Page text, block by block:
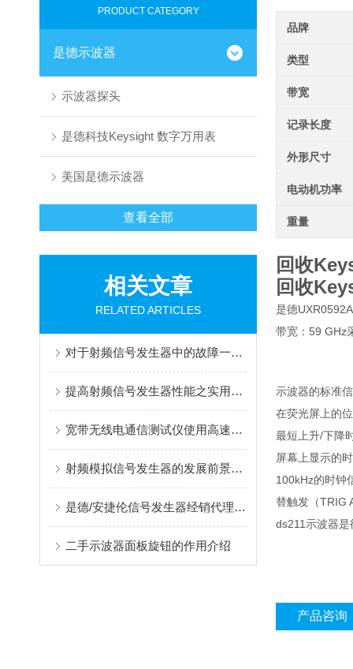
PRODUCT CATEGORY
是德示波器
示波器探头
是德科技Keysight 数字万用表
美国是德示波器
查看全部
相关文章
RELATED ARTICLES
对于射频信号发生器中的故障一般可以从以下几个方面进行分析
提高射频信号发生器性能之实用小技巧
宽带无线电通信测试仪使用高速采样技术对接收到的信号进行采样
射频模拟信号发生器的发展前景也越来越好
是德/安捷伦信号发生器经销代理推荐：2026年信号发生器哪家好？
二手示波器面板旋钮的作用介绍
品牌
类型
带宽
记录长度
外形尺寸
电动机功率
重量
回收
回收
是德
带宽：59 GHz
示波器的标准
在荧光屏上的
最短上升/下降
屏幕上显示的
100kHz的时钟
替触发（TRIG
ds211示波器
产品咨询